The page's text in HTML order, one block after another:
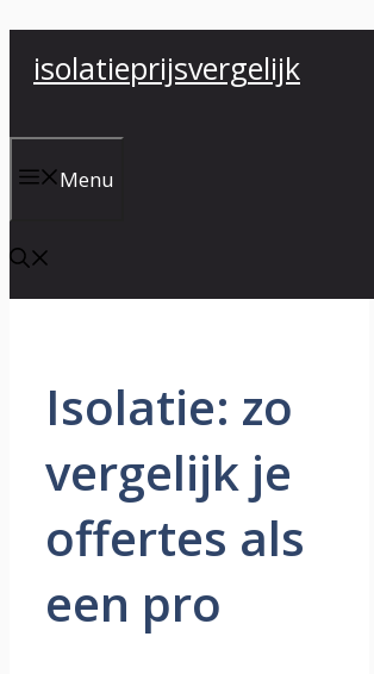
naarisolatieprijsvergelijk
Menu
Isolatie: zo
vergelijk je
offertes als
een pro